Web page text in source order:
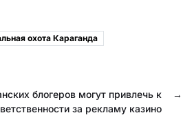
охота Караганда
→
блогеров могут привлечь к
за рекламу казино